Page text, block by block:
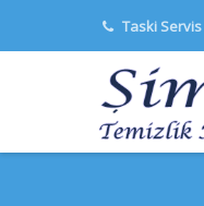
Taski Servis